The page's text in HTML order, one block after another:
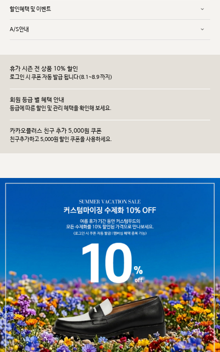
할인혜택 및 이벤트
A/S안내
휴가 시즌 전 상품 10% 할인
로그인 시 쿠폰 자동 발급 됩니다(8.1~8.9 까지)
회원 등급 별 혜택 안내
등급에 따른 할인 및 관리 헤택을 확인해 보세요.
카카오플러스 친구 추가 5,000원 쿠폰
친구추가하고 5,000원 할인 쿠폰을 사용하세요.